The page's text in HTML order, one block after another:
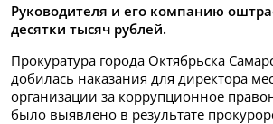
Руководителя и его компанию
десятки тысяч рублей.
Прокуратура города Октябрьска
добилась наказания для директора
организации за коррупционное
было выявлено в результате